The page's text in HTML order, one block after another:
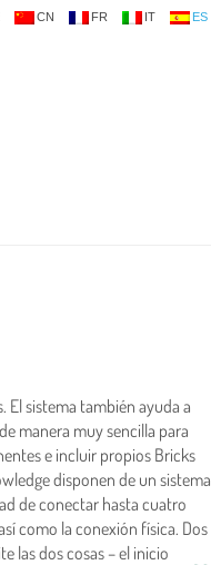
CN FR IT ES
El sistema también ayuda a
manera muy sencilla para
e incluir propios Bricks
disponen de un sistema
de conectar hasta cuatro
como la conexión física. Dos
las dos cosas – el inicio